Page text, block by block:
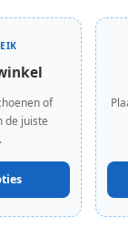
of
de juiste